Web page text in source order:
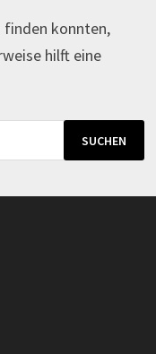
finden konnten,
hilft eine